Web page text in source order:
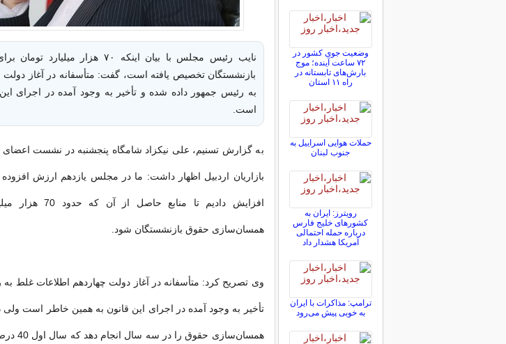
نایب رئیس مجلس با بیان اینکه ۷۰
بازنشستگان تخصیص یافته است، گفت: متأسفانه در آغاز دولت
به رئیس جمهور داده شده و تأخیر به وجود آمده در اجرای
است.
به گزارش تسنیم، علی نیکزاد شامگاه پنجشنبه در نشست
افزایش دادیم تا
همسان‌سازی حقوق بازنشستگان شود.
وی تصریح کرد: متأسفانه در آغاز دولت چهاردهم اطلاعات غلط
تأخیر به وجود آمده در اجرای این قانون به همین خاطر است ولی
وضعیت جوی کشور در
۷۲ ساعت آینده؛ موج
بارش‌های تابستانه در
راه ۱۱ استان
حملات هوایی اسراییل به
جنوب لبنان
رویترز: ایران به
کشورهای خلیج فارس
درباره حمله احتمالی
آمریکا هشدار داد
ترامپ: مذاکرات با ایران
به خوبی پیش می‌رود